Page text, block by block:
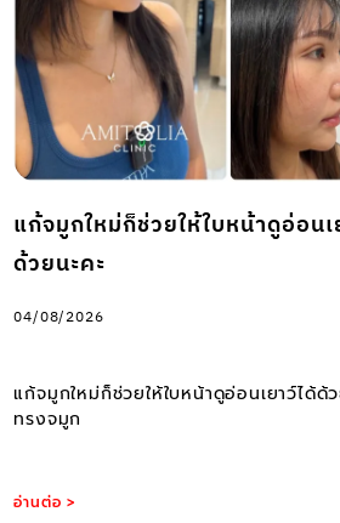
แก้จมูกใหม่ก็ช่วยให้ใบหน้าดูอ่อน
ด้วยนะคะ
04/08/2026
แก้จมูกใหม่ก็ช่วยให้ใบหน้าดูอ่อนเยาว์ได้ด้ว
ทรงจมูก
อ่านต่อ >